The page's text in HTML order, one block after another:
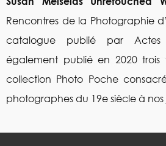
Rencontres de la Photographie
catalogue publié par
également publié en 2020 trois
collection Photo Poche
photographes du 19e siècle à nos